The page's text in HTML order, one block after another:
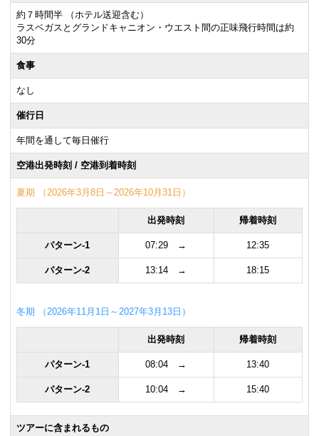
約７時間半 （ホテル送迎含む）
ラスベガスとグランドキャニオン・ウエスト間の正味飛行時間は約
30分
食事
なし
催行日
年間を通して毎日催行
空港出発時刻 / 空港到着時刻
夏期 （2026年3月8日～2026年10月31日）
出発時刻 帰着時刻
パターン-1 07:29 → 12:35
パターン-2 13:14 → 18:15
冬期 （2026年11月1日～2027年3月13日）
出発時刻 帰着時刻
パターン-1 08:04 → 13:40
パターン-2 10:04 → 15:40
ツアーに含まれるもの